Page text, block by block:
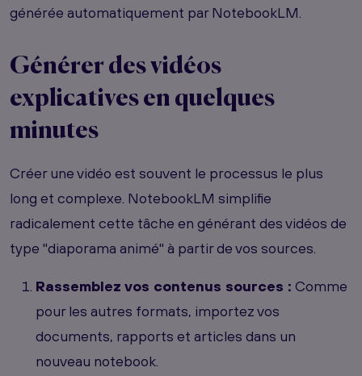
générée automatiquement par NotebookLM.
Générer des vidéos
explicatives en quelques
minutes
Créer une vidéo est souvent le processus le plus
long et complexe. NotebookLM simplifie
radicalement cette tâche en générant des vidéos de
type "diaporama animé" à partir de vos sources.
Rassemblez vos contenus sources : Comme
pour les autres formats, importez vos
documents, rapports et articles dans un
nouveau notebook.